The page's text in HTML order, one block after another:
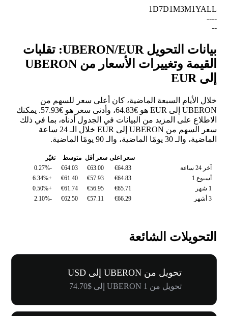
1D7D1M3M1YALL
--
--
--
بيانات التحويل UBERON/EUR: تقلبات
القيمة وتغييرات الأسعار من UBERON
إلى EUR
خلال الأيام السبعة الماضية، كان أعلى سعر للسهم من
UBERON إلى EUR هو €64.83، وأدنى سعر هو €57.93. يمكنك
الاطلاع على المزيد من البيانات في الجدول أدناه، بما في ذلك
سعر السهم من UBERON إلى EUR خلال الـ 24 ساعة
الماضية، والـ 30 يومًا الماضية، والـ 90 يومًا الماضية.
سعر اعلى سعر أقل متوسط
تغيّر
آخر 24 ساعة
€64.83
€63.00
€64.03
-0.27%
أسبوع 1
€64.83
€57.93
€61.40
+6.34%
1 شهر
€65.71
€56.95
€61.74
+0.50%
3 أشهر
€66.29
€57.11
€62.50
-2.10%
التحويلات الشائعة
تحويل من UBERON إلى USD
تحويل من 1 UBERON إلى $74.70